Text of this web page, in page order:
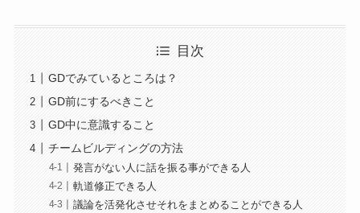
目次
GDでみているところは？
GD前にするべきこと
GD中に意識すること
チームビルディングの方法
発言がない人に話を振る事ができる人
軌道修正できる人
議論を活発化させそれをまとめることができる人